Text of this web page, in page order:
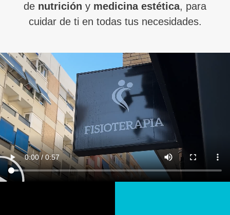
de nutrición y medicina estética, para
cuidar de ti en todas tus necesidades.